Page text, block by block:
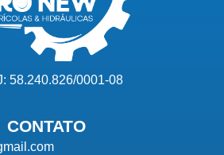
58.240.826/0001-08
CONTATO